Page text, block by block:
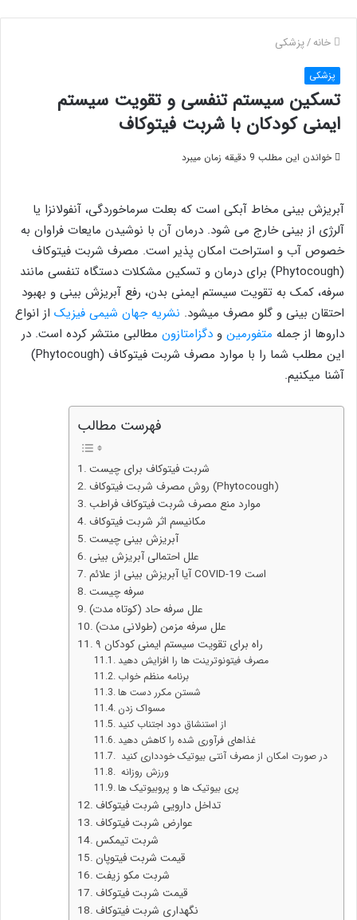
خانه/پزشکی
پزشکی
تسکین سیستم تنفسی و تقویت سیستم
ایمنی کودکان با شربت فیتوکاف
خواندن این مطلب 9 دقیقه زمان میبرد
آبریزش بینی مخاط آبکی است که بعلت سرماخوردگی، آنفولانزا یا
آلرژی از بینی خارج می شود. درمان آن با نوشیدن مایعات فراوان به
خصوص آب و استراحت امکان پذیر است. مصرف شربت فیتوکاف
(Phytocough) برای درمان و تسکین مشکلات دستگاه تنفسی مانند
سرفه، کمک به تقویت سیستم ایمنی بدن، رفع آبریزش بینی و بهبود
احتقان بینی و گلو مصرف میشود. نشریه جهان شیمی فیزیک از انواع
داروها از جمله متفورمین و دگزامتازون مطالبی منتشر کرده است. در
این مطلب شما را با موارد مصرف شربت فیتوکاف (Phytocough)
آشنا میکنیم.
فهرست مطالب
شربت فیتوکاف برای چیست
روش مصرف شربت فیتوکاف (Phytocough)
موارد منع مصرف شربت فیتوکاف فراطب
مکانیسم اثر شربت فیتوکاف
آبریزش بینی چیست
علل احتمالی آبریزش بینی
آیا آبریزش بینی از علائم COVID-19 است
سرفه چیست
علل سرفه حاد (کوتاه مدت)
علل سرفه مزمن (طولانی مدت)
۹ راه برای تقویت سیستم ایمنی کودکان
مصرف فیتونوترینت ها را افزایش دهید
برنامه منظم خواب
شستن مکرر دست ها
مسواک زدن
از استنشاق دود اجتناب کنید
غذاهای فرآوری شده را کاهش دهید
در صورت امکان از مصرف آنتی بیوتیک خودداری کنید
ورزش روزانه
پری بیوتیک ها و پروبیوتیک ها
تداخل دارویی شربت فیتوکاف
عوارض شربت فیتوکاف
شربت تیمکس
قیمت شربت فیتوپان
شربت مکو زیفت
قیمت شربت فیتوکاف
نگهداری شربت فیتوکاف